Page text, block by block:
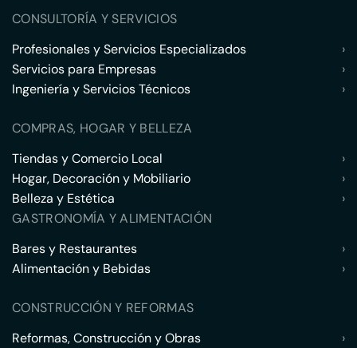
CONSULTORÍA Y SERVICIOS
Profesionales y Servicios Especializados
›
Servicios para Empresas
›
Ingeniería y Servicios Técnicos
›
COMPRAS, HOGAR Y BELLEZA
Tiendas y Comercio Local
›
Hogar, Decoración y Mobiliario
›
Belleza y Estética
›
GASTRONOMÍA Y ALIMENTACIÓN
Bares y Restaurantes
›
Alimentación y Bebidas
›
CONSTRUCCIÓN Y REFORMAS
Reformas, Construcción y Obras
›